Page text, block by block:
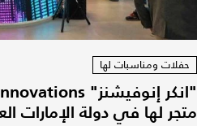
حفلات ومناسبات لها
متجر لها في دولة الإمارات